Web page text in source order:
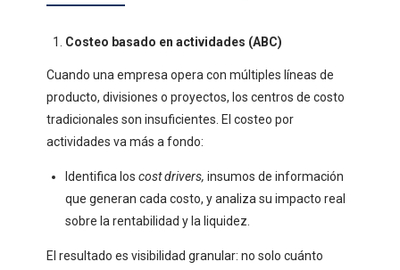
Costeo basado en actividades (ABC)
Cuando una empresa opera con múltiples líneas de
producto, divisiones o proyectos, los centros de costo
tradicionales son insuficientes. El costeo por
actividades va más a fondo:
Identifica loscost drivers,insumos de información
que generan cada costo, y analiza su impacto real
sobre la rentabilidad y la liquidez.
El resultado es visibilidad granular: no solo cuánto